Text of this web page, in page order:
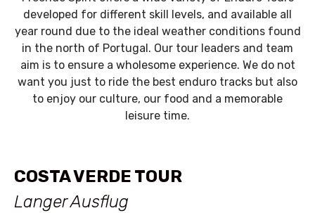
developed for different skill levels, and available all
year round due to the ideal weather conditions found
in the north of Portugal. Our tour leaders and team
aim is to ensure a wholesome experience. We do not
want you just to ride the best enduro tracks but also
to enjoy our culture, our food and a memorable
leisure time.
COSTA VERDE TOUR
Langer Ausflug